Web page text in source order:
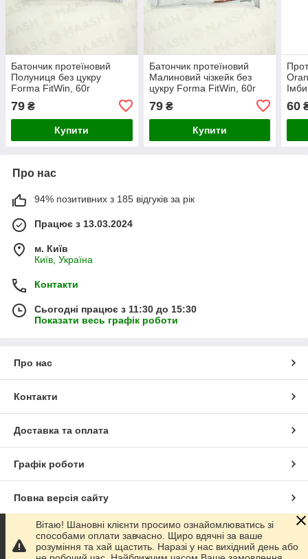
Батончик протеїновий
Полуниця без цукру
Forma FitWin, 60г
79 ₴
Купити
Батончик протеїновий
Малиновий чізкейк без
цукру Forma FitWin, 60г
79₴
Купити
60
Про нас
94% позитивних з 185 відгуків за рік
Працює з 13.03.2024
м. Київ
Київ, Україна
Контакти
Сьогодні працює з 11:30 до 15:30
Показати весь графік роботи
Про нас
Контакти
Доставка та оплата
Графік роботи
Повна версія сайту
Сайт створено на маркетплейсіProm.ua
Вітаю! Шановні клієнти просимо ознайомлюватись зі
способами оплати завчасно. Щиро вдячні за ваше
розуміння та хай щастить. Наразі у нас вихідний день або